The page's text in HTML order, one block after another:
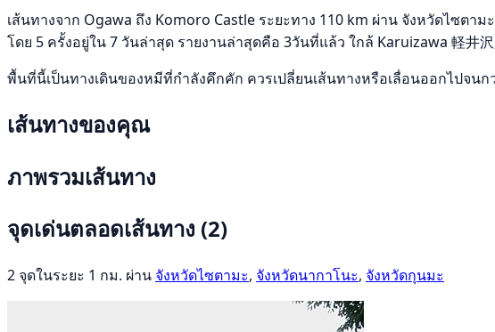
เส้นทางจาก Ogawa ถึง Komoro Castle ระยะทาง 110 km ผ่าน จังหวัดไซต
โดย 5 ครั้งอยู่ใน 7 วันล่าสุด รายงานล่าสุดคือ 3วันที่แล้ว ใกล้ Karuizawa 軽井
พื้นที่นี้เป็นทางเดินของหมีที่กำลังคึกคัก ควรเปลี่ยนเส้นทางหรือเลื่อนออกไปจนก
เส้นทางของคุณ
ภาพรวมเส้นทาง
จุดเด่นตลอดเส้นทาง (2)
2 จุดในระยะ 1 กม. ผ่าน จังหวัดไซตามะ, จังหวัดนากาโนะ, จังหวัดกุนมะ